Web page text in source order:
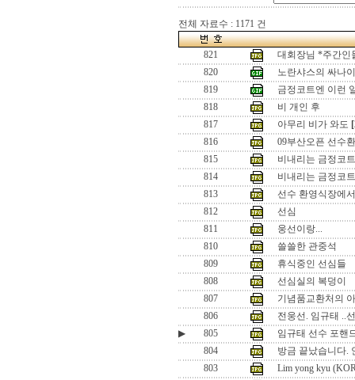
전체 자료수 : 1171 건
821
대회장님 *주간인
820
노란샤스의 싸나이
819
금정코트엔 이런
818
비 개인 후
817
아무리 비가 와도
816
09부산오픈 선수
815
비내리는 금정코트
814
비내리는 금정코
813
선수 환영식장에서
812
선심
811
웅선이랑...
810
쓸쓸한 관중석
809
휴식중인 선심들
808
선심실의 복덩이
807
기념품교환처의
806
전웅선. 임규태 ..
▶
805
임규태 선수 포핸
804
방금 끝났습니다.
803
Lim yong kyu